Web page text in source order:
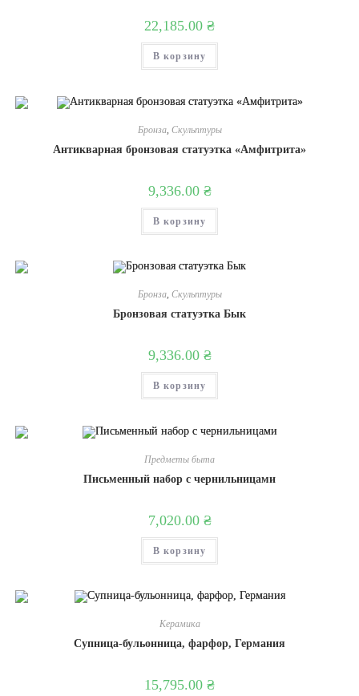
22,185.00 ₴
В корзину
Бронза, Скульптуры
Антикварная бронзовая статуэтка «Амфитрита»
9,336.00 ₴
В корзину
Бронза, Скульптуры
Бронзовая статуэтка Бык
9,336.00 ₴
В корзину
Предметы быта
Письменный набор с чернильницами
7,020.00 ₴
В корзину
Керамика
Супница-бульонница, фарфор, Германия
15,795.00 ₴